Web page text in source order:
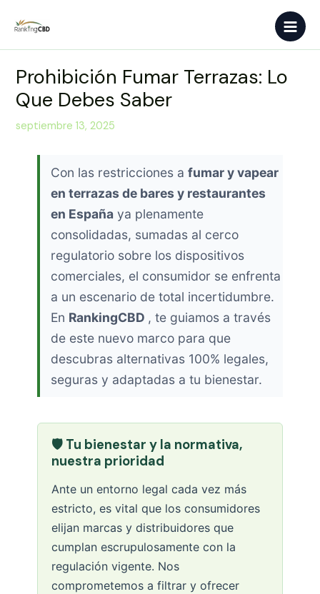
Main
Prohibición Fumar Terrazas: Lo
Que Debes Saber
septiembre 13, 2025
Con las restricciones afumar y vapear
en terrazas de bares y restaurantes
en España ya plenamente
consolidadas, sumadas al cerco
regulatorio sobre los dispositivos
comerciales, el consumidor se enfrenta
a un escenario de total incertidumbre.
En RankingCBD , te guiamos a través
de este nuevo marco para que
descubras alternativas 100% legales,
seguras y adaptadas a tu bienestar.
🛡️ Tu bienestar y la normativa,
nuestra prioridad
Ante un entorno legal cada vez más
estricto, es vital que los consumidores
elijan marcas y distribuidores que
cumplan escrupulosamente con la
regulación vigente. Nos
comprometemos a filtrar y ofrecer